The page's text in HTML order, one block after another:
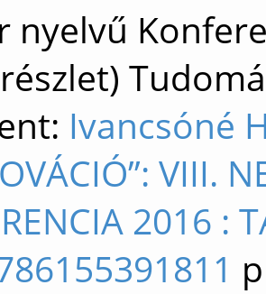
nyelvű
Ivancsóné
VIII.
2016 :